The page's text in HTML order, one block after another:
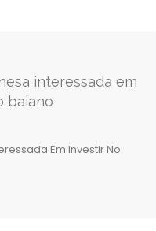
interessada em
baiano
Em Investir No